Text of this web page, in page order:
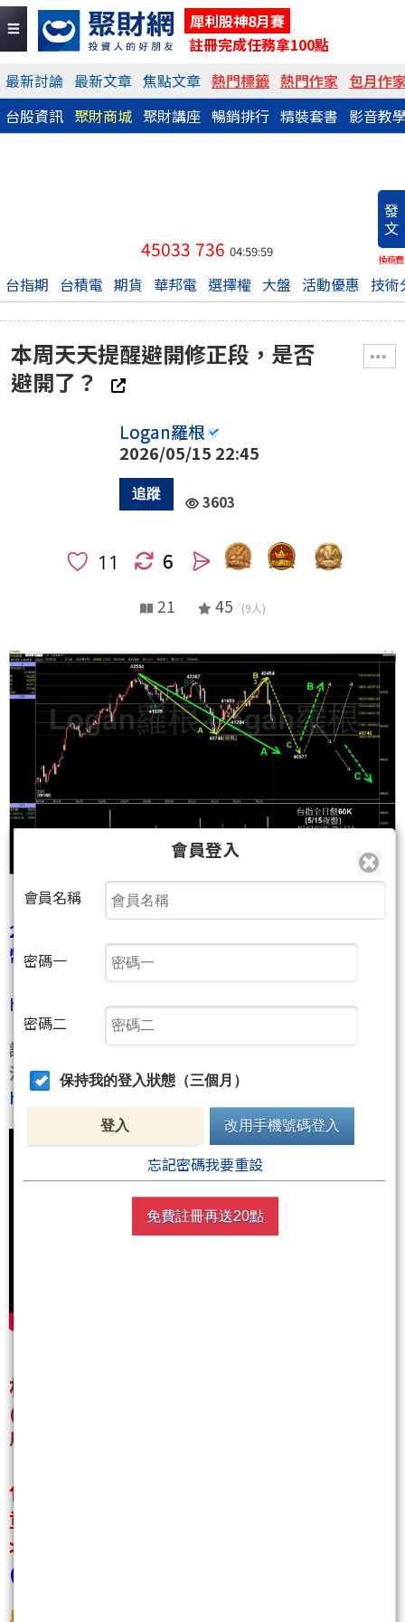
犀利股神8月賽
註冊完成任務拿100點
最新討論 最新文章 焦點文章 熱門標籤 熱門作家 包月作
台股資訊 聚財商城 聚財講座 暢銷排行 精裝套書 影音教
發
文
換稿費
45033 736 04:59:59
台指期 台積電 期貨 華邦電 選擇權 大盤 活動優惠 技術
本周天天提醒避開修正段，是否
避開了？
Logan羅根
2026/05/15 22:45
3603
6
21 45 (9人)
2026/01/10請將這篇教學文熟記在心(本文僅需2點聚
幣)，
【逆勢單要短進、短出、不凹單，必設停損】
https://www.wearn.com/bbs/t1216635.html
請支持創作有價
沒帳號的可以點這連結註冊(聚財會送您10聚幣喔)~~
https://wearn.tw/v/cjkMcz4N
根根陪您在Youtube一起看盤~
(youtube直播裡的期指衝浪關鍵價對於當沖者非常實
用喔)
包月→按”愛心” →評分５分→回覆文
章。
>>>將回贈聚財點數２０點！
(請點一下「追蹤」，使其變成「追蹤中」)
以下文章內容需購買聚財點數才會顯示喔～
會員登入
會員名稱
密碼一
密碼二
保持我的登入狀態（三個月）
登入 改用手機號碼登入
忘記密碼我要重設
免費註冊再送20點